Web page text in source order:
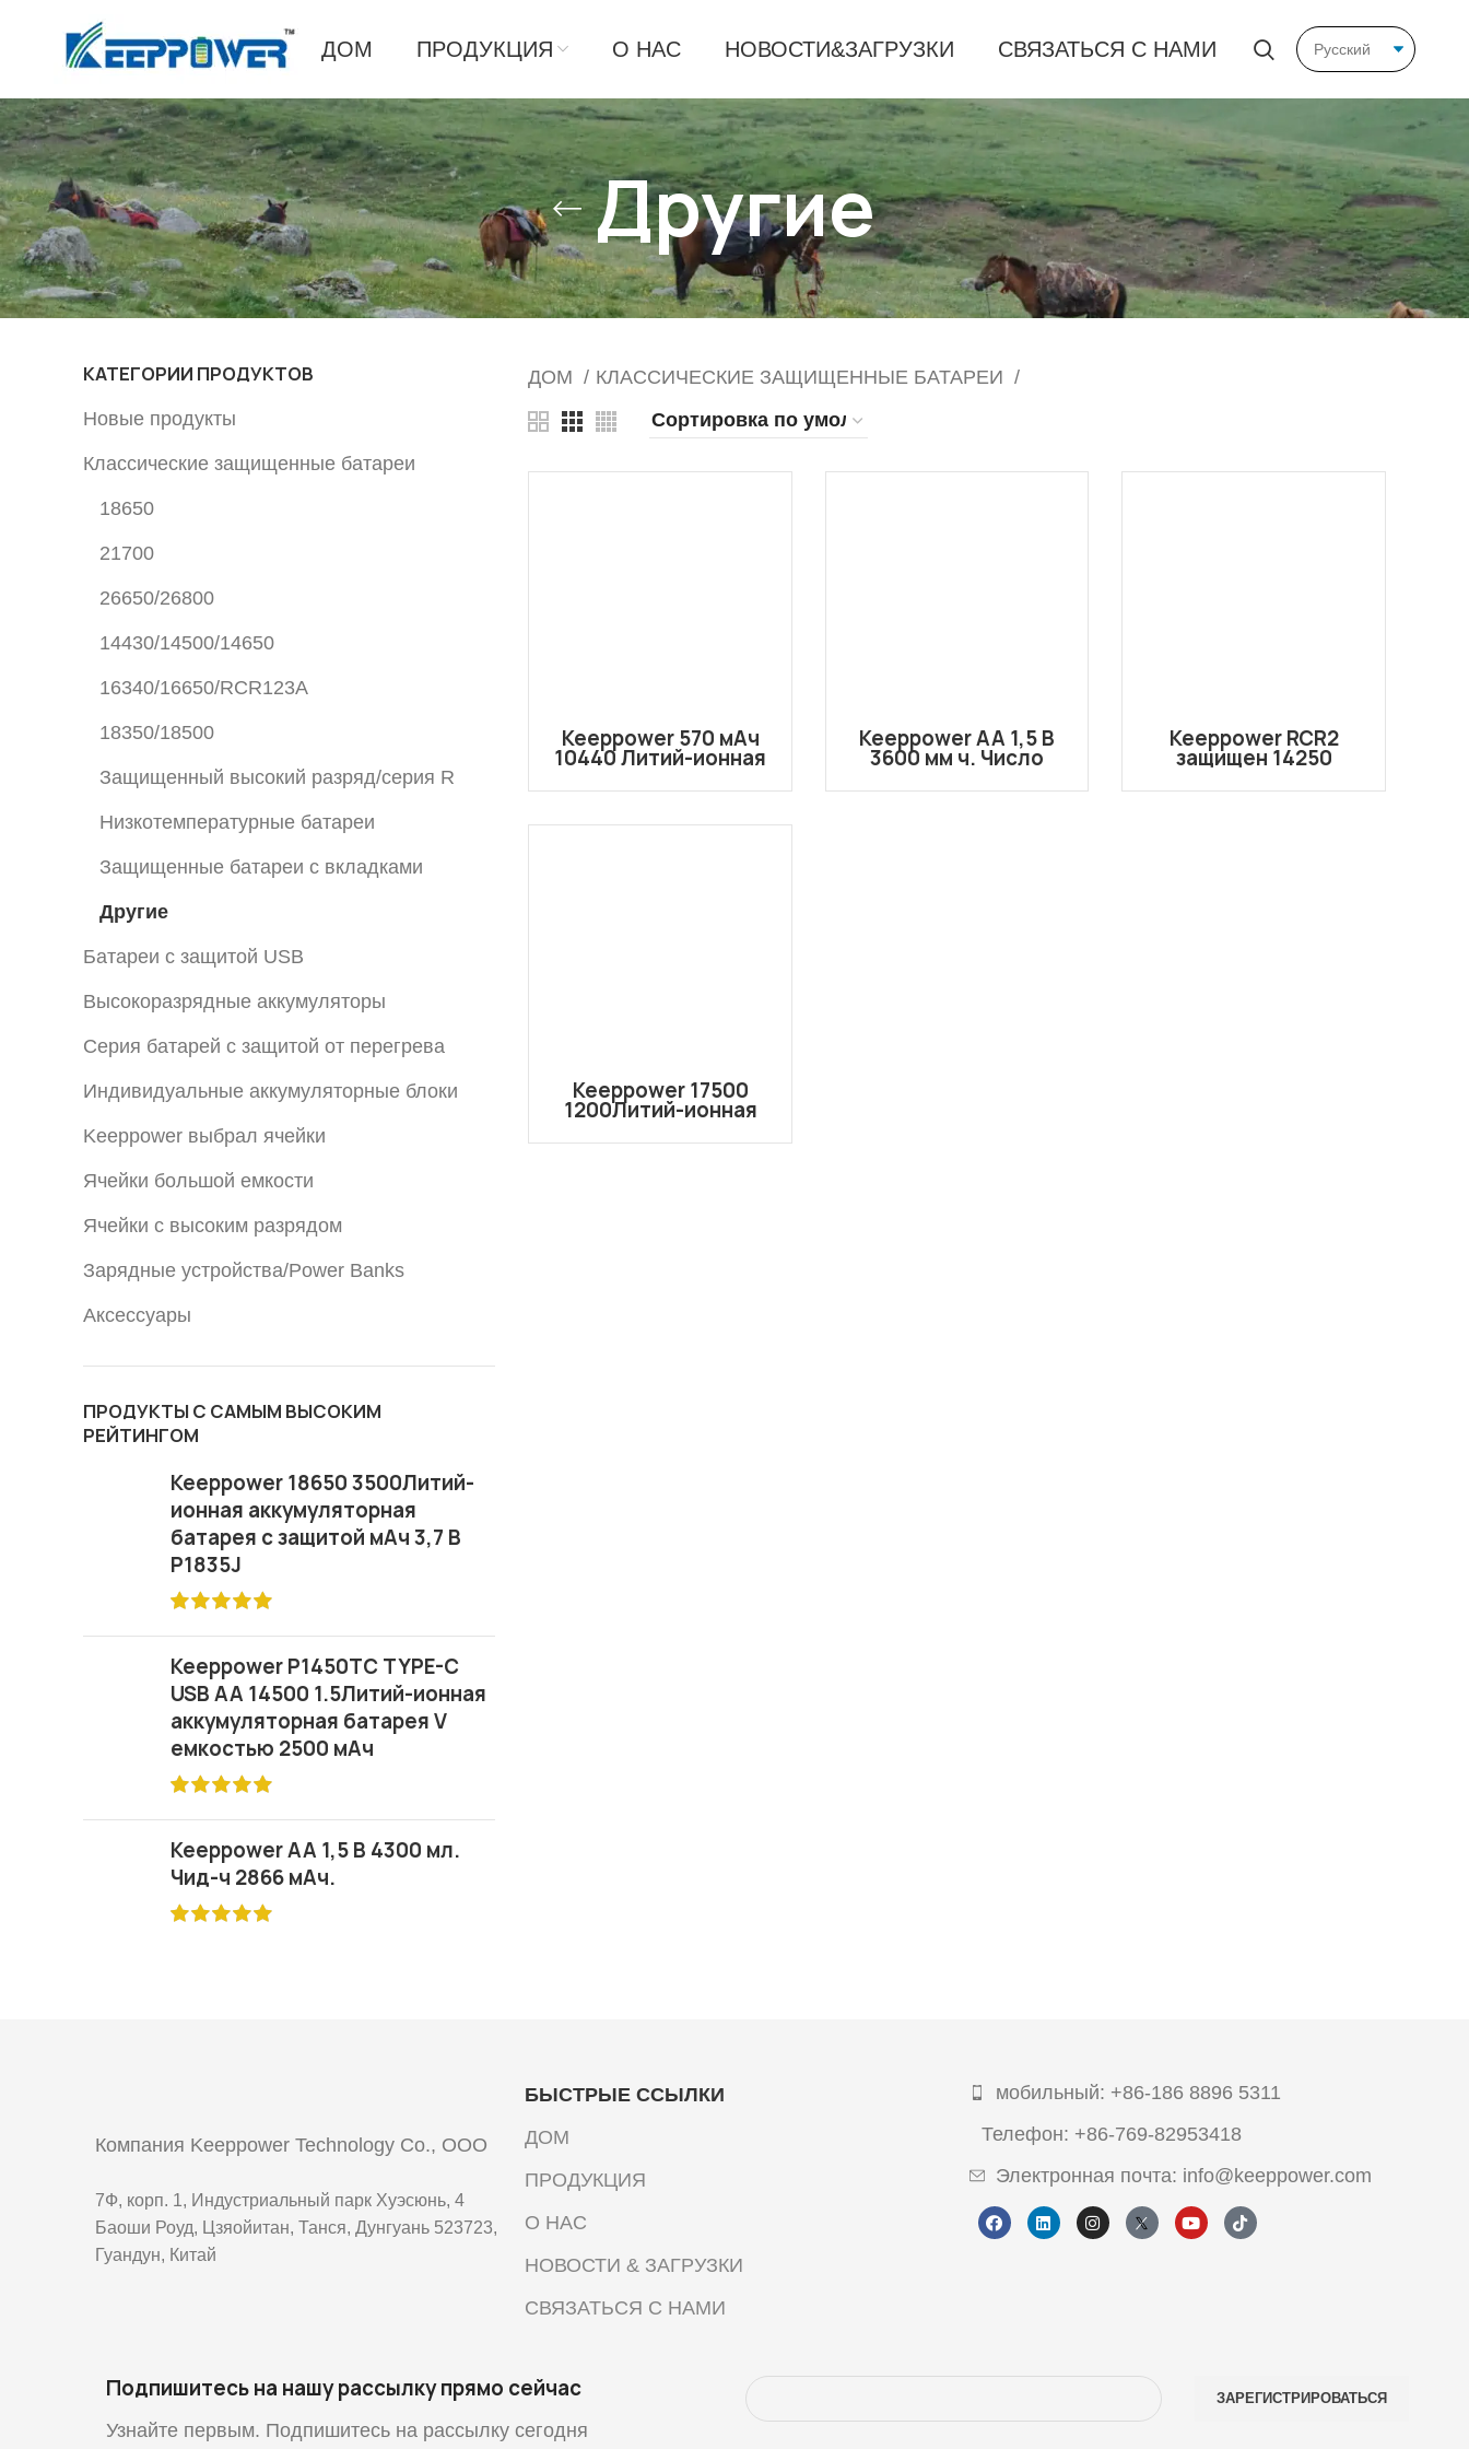
ДОМ ПРОДУКЦИЯ О НАС НОВОСТИ&ЗАГРУЗКИ СВЯЗАТЬСЯ С НАМИ
Другие
КАТЕГОРИИ ПРОДУКТОВ
Новые продукты
Классические защищенные батареи
18650
21700
26650/26800
14430/14500/14650
16340/16650/RCR123A
18350/18500
Защищенный высокий разряд/серия R
Низкотемпературные батареи
Защищенные батареи с вкладками
Другие
Батареи с защитой USB
Высокоразрядные аккумуляторы
Серия батарей с защитой от перегрева
Индивидуальные аккумуляторные блоки
Keeppower выбрал ячейки
Ячейки большой емкости
Ячейки с высоким разрядом
Зарядные устройства/Power Banks
Аксессуары
ПРОДУКТЫ С САМЫМ ВЫСОКИМ
РЕЙТИНГОМ
Keeppower 18650 3500Литий-
ионная аккумуляторная
батарея с защитой мАч 3,7 В
P1835J
Keeppower P1450TC TYPE-C
USB AA 14500 1.5Литий-ионная
аккумуляторная батарея V
емкостью 2500 мАч
Keeppower AA 1,5 В 4300 мл.
Чид-ч 2866 мАч.
ДОМ КЛАССИЧЕСКИЕ ЗАЩИЩЕННЫЕ БАТАРЕИ
Keeppower 570 мАч
10440 Литий-ионная
батарея с защитой
Keeppower AA 1,5 В
3600 мм ч. Число
Keeppower RCR2
защищен 14250
защищенная литий-
Keeppower 17500
1200Литий-ионная
батарея с защитой
Компания Keeppower Technology Co., ООО
7Ф, корп. 1, Индустриальный парк Хуэсюнь, 4
Баоши Роуд, Цзяойитан, Танся, Дунгуань 523723,
Гуандун, Китай
БЫСТРЫЕ ССЫЛКИ
ДОМ
ПРОДУКЦИЯ
О НАС
НОВОСТИ & ЗАГРУЗКИ
СВЯЗАТЬСЯ С НАМИ
мобильный: +86-186 8896 5311
Телефон: +86-769-82953418
Электронная почта: info@keeppower.com
Подпишитесь на нашу рассылку прямо сейчас
Узнайте первым. Подпишитесь на рассылку сегодня